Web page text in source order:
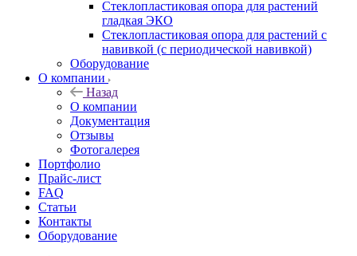
Стеклопластиковая опора для растений
гладкая ЭКО
Стеклопластиковая опора для растений с
навивкой (с периодической навивкой)
Оборудование
О компании
Назад
О компании
Документация
Отзывы
Фотогалерея
Портфолио
Прайс-лист
FAQ
Статьи
Контакты
Оборудование